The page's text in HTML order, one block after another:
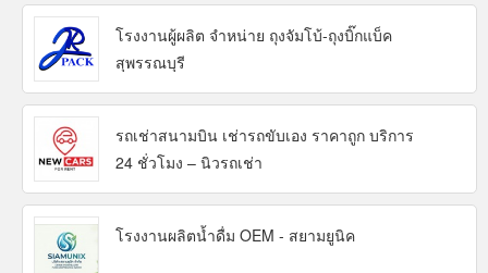
โรงงานผู้ผลิต จำหน่าย ถุงจัมโบ้-ถุงบิ๊กแบ็ค
สุพรรณบุรี
รถเช่าสนามบิน เช่ารถขับเอง ราคาถูก บริการ
24 ชั่วโมง – นิวรถเช่า
โรงงานผลิตน้ำดื่ม OEM - สยามยูนิค